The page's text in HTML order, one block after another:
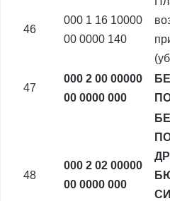
46
000 1 16 10000
00 0000 140
47
000 2 00 00000
00 0000 000
48
000 2 02 00000
00 0000 000